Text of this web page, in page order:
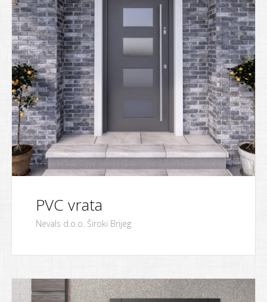
PVC vrata